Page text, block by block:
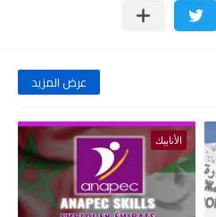
عرض المزيد
الأنابيك